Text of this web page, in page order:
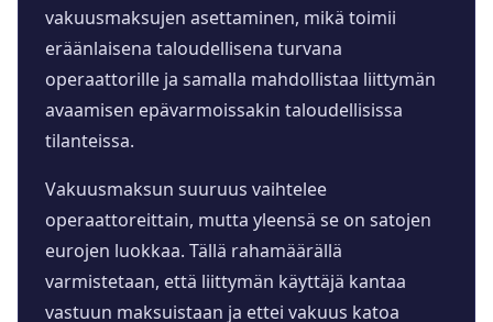
vakuusmaksujen asettaminen, mikä toimii
eräänlaisena taloudellisena turvana
operaattorille ja samalla mahdollistaa liittymän
avaamisen epävarmoissakin taloudellisissa
tilanteissa.
Vakuusmaksun suuruus vaihtelee
operaattoreittain, mutta yleensä se on satojen
eurojen luokkaa. Tällä rahamäärällä
varmistetaan, että liittymän käyttäjä kantaa
vastuun maksuistaan ja ettei vakuus katoa